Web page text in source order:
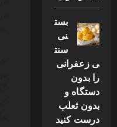
بست
نی
سنت
ی زعفرانی
را بدون
دستگاه و
بدون ثعلب
درست کنید